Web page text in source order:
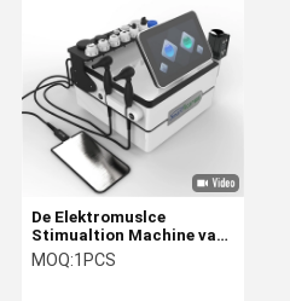
De Elektromuslce
Stimualtion Machine van
450KHZ Tecar Physcial
met Schokgolftherapie
MOQ:1PCS